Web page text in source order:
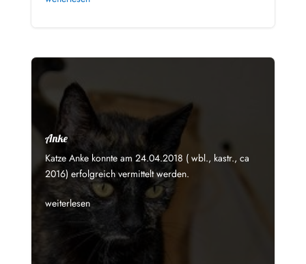
Anke
Katze Anke konnte am 24.04.2018 ( wbl., kastr., ca
2016) erfolgreich vermittelt werden.
weiterlesen